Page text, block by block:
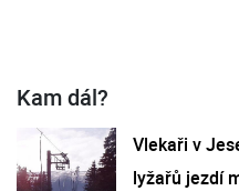
Kam dál?
Vlekaři v
lyžařů jezdí